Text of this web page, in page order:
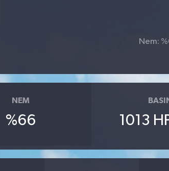
Nem:
NEM
%66 1013